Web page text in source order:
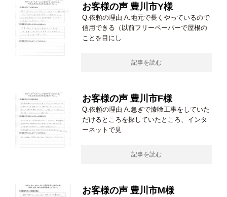
お客様の声 豊川市Y様
Q.依頼の理由 A.地元で長くやっているので
信用できる（以前フリーペーパーで屋根の
ことを目にし
記事を読む
お客様の声 豊川市F様
Q.依頼の理由 A.急ぎで漆喰工事をしていた
だけるところを探していたところ、インタ
ーネットで見
記事を読む
お客様の声 豊川市M様